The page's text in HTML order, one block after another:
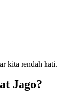
kita rendah hati.
Jago?